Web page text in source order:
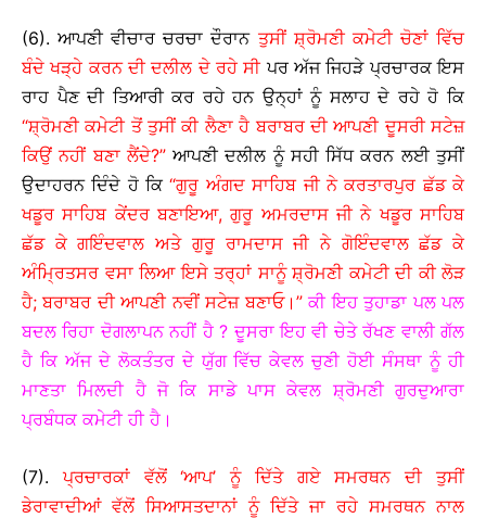
(6). ਆਪਣੀ ਵੀਚਾਰ ਚਰਚਾ ਦੌਰਾਨ ਤੁਸੀਂ ਸ਼੍ਰੋਮਣੀ ਕਮੇਟੀ ਚੋਣਾਂ ਵਿੱਚ
ਬੰਦੇ ਖੜ੍ਹੇ ਕਰਨ ਦੀ ਦਲੀਲ ਦੇ ਰਹੇ ਸੀਪਰ ਅੱਜ ਜਿਹੜੇ ਪ੍ਰਚਾਰਕ ਇਸ
ਰਾਹ ਪੈਣ ਦੀ ਤਿਆਰੀ ਕਰ ਰਹੇ ਹਨ ਉਨ੍ਹਾਂ ਨੂੰ ਸਲਾਹ ਦੇ ਰਹੇ ਹੋ ਕਿ
“ਸ਼੍ਰੋਮਣੀ ਕਮੇਟੀ ਤੋਂ ਤੁਸੀਂ ਕੀ ਲੈਣਾ ਹੈ ਬਰਾਬਰ ਦੀ ਆਪਣੀ ਦੂਸਰੀ ਸਟੇਜ਼
ਕਿਉਂ ਨਹੀਂ ਬਣਾ ਲੈਂਦੇ?”ਆਪਣੀ ਦਲੀਲ ਨੂੰ ਸਹੀ ਸਿੱਧ ਕਰਨ ਲਈ ਤੁਸੀਂ
ਉਦਾਹਰਨ ਦਿੰਦੇ ਹੋ ਕਿ“ਗੁਰੂ ਅੰਗਦ ਸਾਹਿਬ ਜੀ ਨੇ ਕਰਤਾਰਪੁਰ ਛੱਡ ਕੇ
ਖਡੂਰ ਸਾਹਿਬ ਕੇਂਦਰ ਬਣਾਇਆ, ਗੁਰੂ ਅਮਰਦਾਸ ਜੀ ਨੇ ਖਡੂਰ ਸਾਹਿਬ
ਛੱਡ ਕੇ ਗਇੰਦਵਾਲ ਅਤੇ ਗੁਰੂ ਰਾਮਦਾਸ ਜੀ ਨੇ ਗੋਇੰਦਵਾਲ ਛੱਡ ਕੇ
ਅੰਮ੍ਰਿਤਸਰ ਵਸਾ ਲਿਆ ਇਸੇ ਤਰ੍ਹਾਂ ਸਾਨੂੰ ਸ਼੍ਰੋਮਣੀ ਕਮੇਟੀ ਦੀ ਕੀ ਲੋੜ
ਹੈ; ਬਰਾਬਰ ਦੀ ਆਪਣੀ ਨਵੀਂ ਸਟੇਜ਼ ਬਣਾਓ।” ਕੀ ਇਹ ਤੁਹਾਡਾ ਪਲ ਪਲ
ਬਦਲ ਰਿਹਾ ਦੋਗਲਾਪਨ ਨਹੀਂ ਹੈ ? ਦੂਸਰਾ ਇਹ ਵੀ ਚੇਤੇ ਰੱਖਣ ਵਾਲੀ ਗੱਲ
ਹੈ ਕਿ ਅੱਜ ਦੇ ਲੋਕਤੰਤਰ ਦੇ ਯੁੱਗ ਵਿੱਚ ਕੇਵਲ ਚੁਣੀ ਹੋਈ ਸੰਸਥਾ ਨੂੰ ਹੀ
ਮਾਣਤਾ ਮਿਲਦੀ ਹੈ ਜੋ ਕਿ ਸਾਡੇ ਪਾਸ ਕੇਵਲ ਸ਼੍ਰੋਮਣੀ ਗੁਰਦੁਆਰਾ
ਪ੍ਰਬੰਧਕ ਕਮੇਟੀ ਹੀ ਹੈ।
(7).ਪ੍ਰਚਾਰਕਾਂ ਵੱਲੋਂ ‘ਆਪ’ ਨੂੰ ਦਿੱਤੇ ਗਏ ਸਮਰਥਨ ਦੀ ਤੁਸੀਂ
ਡੇਰਾਵਾਦੀਆਂ ਵੱਲੋਂ ਸਿਆਸਤਦਾਨਾਂ ਨੂੰ ਦਿੱਤੇ ਜਾ ਰਹੇ ਸਮਰਥਨ ਨਾਲ